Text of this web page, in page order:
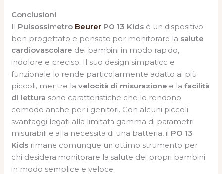
Conclusioni
Il Pulsossimetro Beurer PO 13 Kids è un dispositivo
ben progettato e pensato per monitorare la salute
cardiovascolare dei bambini in modo rapido,
indolore e preciso. Il suo design simpatico e
funzionale lo rende particolarmente adatto ai più
piccoli, mentre lavelocità di misurazione e lafacilità
di lettura sono caratteristiche che lo rendono
comodo anche per i genitori. Con alcuni piccoli
svantaggi legati alla limitata gamma di parametri
misurabili e alla necessità di una batteria, il PO 13
Kids rimane comunque un ottimo strumento per
chi desidera monitorare la salute dei propri bambini
in modo semplice e veloce.